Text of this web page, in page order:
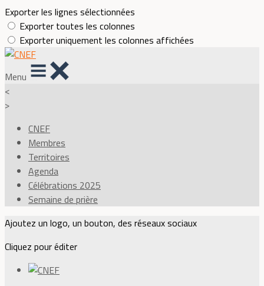
Exporter les lignes sélectionnées
Exporter toutes les colonnes
Exporter uniquement les colonnes affichées
Menu
<
>
CNEF
Membres
Territoires
Agenda
Célébrations 2025
Semaine de prière
Ajoutez un logo, un bouton, des réseaux sociaux
Cliquez pour éditer